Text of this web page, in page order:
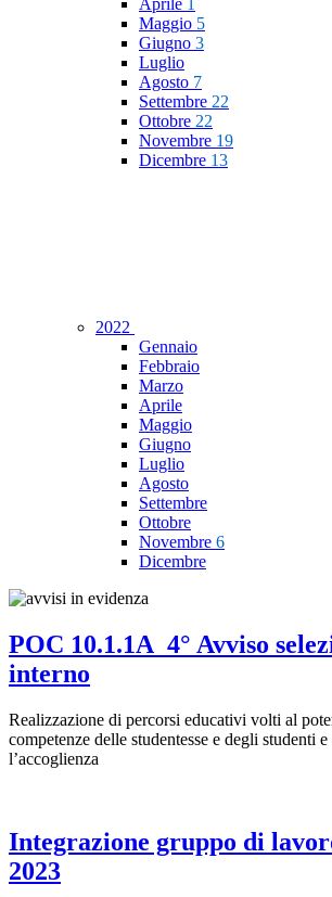
Aprile 1
Maggio 5
Giugno 3
Luglio
Agosto 7
Settembre 22
Ottobre 22
Novembre 19
Dicembre 13
2022
Gennaio
Febbraio
Marzo
Aprile
Maggio
Giugno
Luglio
Agosto
Settembre
Ottobre
Novembre 6
Dicembre
POC 10.1.1A_4° Avviso
interno
Realizzazione di percorsi educativi volti al
competenze delle studentesse e degli studenti
l’accoglienza
Integrazione gruppo di
2023